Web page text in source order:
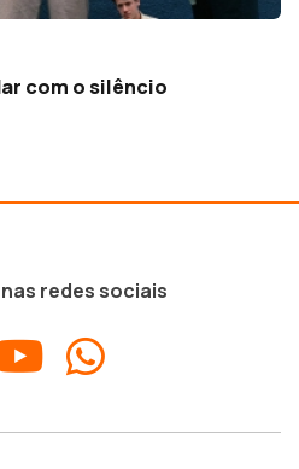
com o silêncio
redes sociais